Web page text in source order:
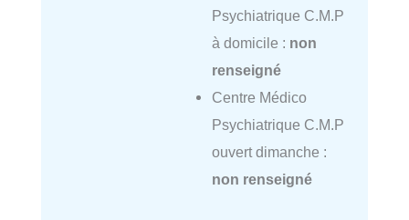
Psychiatrique C.M.P
à domicile : non
renseigné
Centre Médico
Psychiatrique C.M.P
ouvert dimanche :
non renseigné